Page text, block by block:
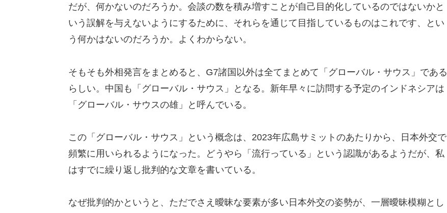
だが、何かないのだろうか。会談の数を積み増すことが自己目的化しているのではないかと
いう誤解を与えないようにするために、それらを通じて目指しているものはこれです、とい
う何かはないのだろうか。よくわからない。
そもそも外相発言をまとめると、G7諸国以外は全てまとめて「グローバル・サウス」である
らしい。中国も「グローバル・サウス」となる。新年早々に訪問する予定のインドネシアは
「グローバル・サウスの雄」と呼んでいる。
この「グローバル・サウス」という概念は、2023年広島サミットのあたりから、日本外交で
頻繁に用いられるようになった。どうやら「流行っている」という認識があるようだが、私
はすでに繰り返し批判的な文章を書いている。
なぜ批判的かというと、ただでさえ曖昧な要素が多い日本外交の姿勢が、一層曖昧模糊とし